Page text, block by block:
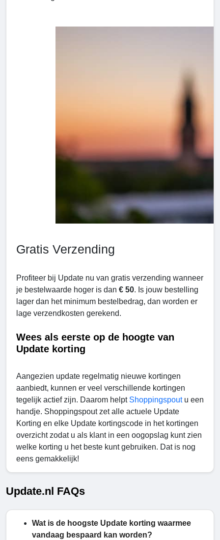
Gratis Verzending
Profiteer bij Update nu van gratis verzending wanneer
je bestelwaarde hoger is dan € 50. Is jouw bestelling
lager dan het minimum bestelbedrag, dan worden er
lage verzendkosten gerekend.
Wees als eerste op de hoogte van
Update korting
Aangezien update regelmatig nieuwe kortingen
aanbiedt, kunnen er veel verschillende kortingen
tegelijk actief zijn. Daarom helpt Shoppingspout u een
handje. Shoppingspout zet alle actuele Update
Korting en elke Update kortingscode in het kortingen
overzicht zodat u als klant in een oogopslag kunt zien
welke korting u het beste kunt gebruiken. Dat is nog
eens gemakkelijk!
Update.nl FAQs
Wat is de hoogste Update korting waarmee
vandaag bespaard kan worden?